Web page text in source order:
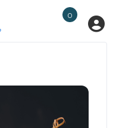
0